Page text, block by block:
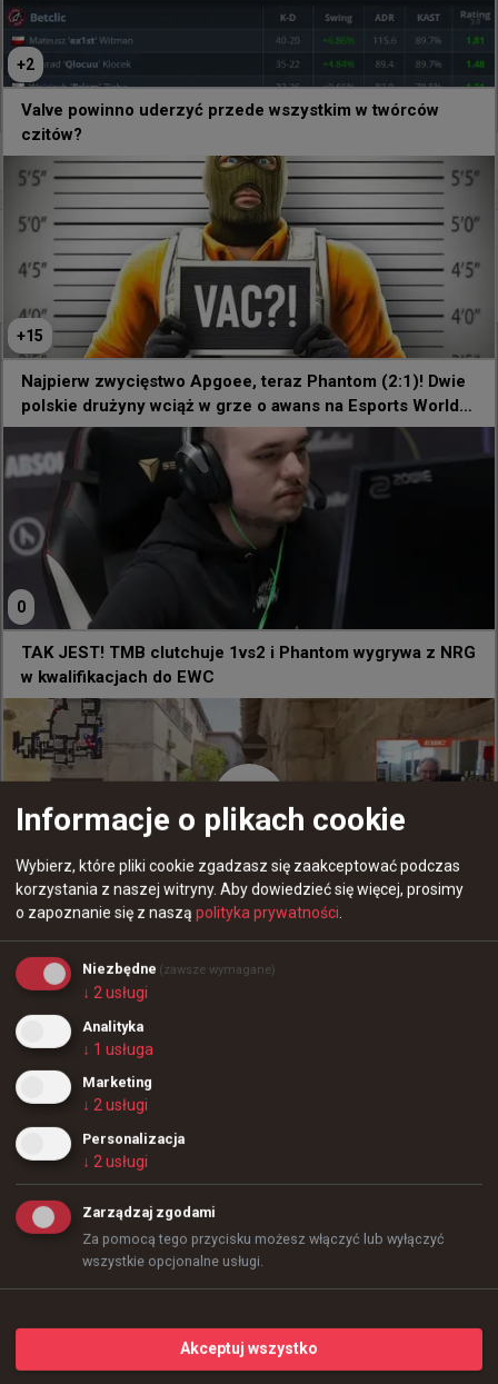
145 6
+1
EWC d3oo godzinę temu
Reakcja BC.Game na awans do kolejnej rundy
kwalifikacji do EWC
@HLTVorg
BCGAME pokonuje OG i awansuje do kolejnej rundy
play-offów otwartych kwalifikacji EWC 👊
217 4
0
+2
Valve powinno uderzyć przede wszystkim w twórców
czitów?
+15
Najpierw zwycięstwo Apgoee, teraz Phantom (2:1)! Dwie
polskie drużyny wciąż w grze o awans na Esports World
Cup
0
TAK JEST! TMB clutchuje 1vs2 i Phantom wygrywa z NRG
w kwalifikacjach do EWC
+ 1
Informacje o plikach cookie
Wybierz, które pliki cookie zgadzasz się zaakceptować podczas
korzystania z naszej witryny. Aby dowiedzieć się więcej, prosimy
o zapoznanie się z naszą polityka prywatności.
Niezbędne (zawsze wymagane)
↓ 2usługi
Analityka
↓ 1 usługa
Marketing
↓ 2usługi
Personalizacja
↓ 2usługi
Zarządzaj zgodami
Za pomocą tego przycisku możesz włączyć lub wyłączyć
wszystkie opcjonalne usługi.
Akceptuj wszystko